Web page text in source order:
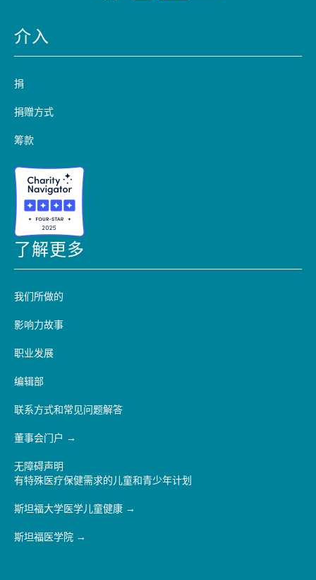
介入
捐
捐赠方式
筹款
了解更多
我们所做的
影响力故事
职业发展
编辑部
联系方式和常见问题解答
董事会门户
无障碍声明
有特殊医疗保健需求的儿童和青少年计划
斯坦福大学医学儿童健康
斯坦福医学院